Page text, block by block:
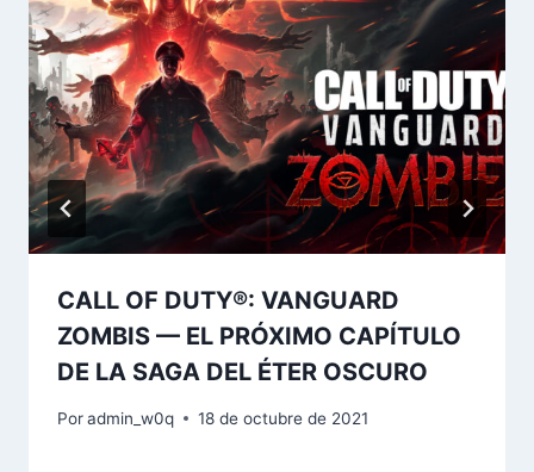
CALL OF DUTY®: VANGUARD
ZOMBIS — EL PRÓXIMO CAPÍTULO
DE LA SAGA DEL ÉTER OSCURO
Poradmin_w0q 18 de octubre de 2021